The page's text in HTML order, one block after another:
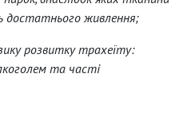
достатнього живлення;
розвитку трахеїту:
та часті